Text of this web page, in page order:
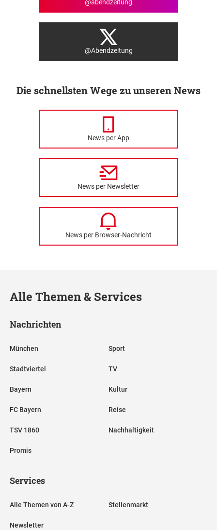
@abendzeitung
@Abendzeitung
Die schnellsten Wege zu unseren News
News per App
News per Newsletter
News per Browser-Nachricht
Alle Themen & Services
Nachrichten
München
Stadtviertel
Bayern
FC Bayern
TSV 1860
Promis
Sport
TV
Kultur
Reise
Nachhaltigkeit
Services
Alle Themen von A-Z
Newsletter
Stellenmarkt